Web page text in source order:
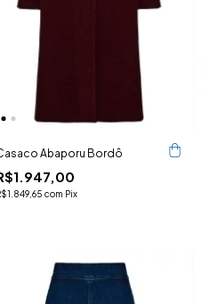
Abaporu Bordô
com Pix